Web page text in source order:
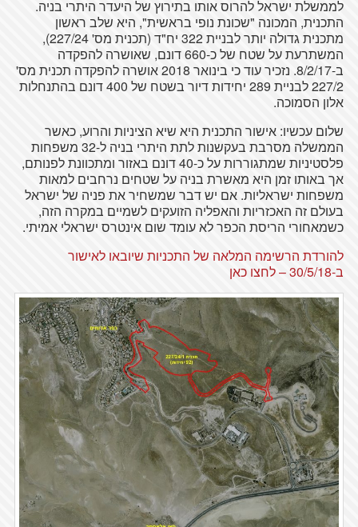
לממשלת ישראל להרוס אותו בתירוץ של היעדר היתרי בניה.
התכנית, המכונה "שכונת נופי בראשית", היא שלב ראשון
מתכנית גדולה יותר לבניית 322 יח"ד (תכנית מס' 227/24),
המשתרעת על שטח של כ-660 דונם, שאושרה להפקדה
ב-8/2/17. נזכיר עוד כי בינואר 2018 אושרה להפקדה תכנית מס'
227/2 לבניית 289 יחידות דיור בשטח של 400 דונם בהתנחלות
אלון הסמוכה.
שלום עכשיו: אישור התכנית היא שיא הציניות והרוע, כאשר
הממשלה מסרבת בעקשנות לתת היתרי בניה ל-32 משפחות
פלסטיניות שמתגוררות על כ-40 דונם באזור ומתכוונת לפנותם,
אך באותו זמן היא מאשרת בניה על שטחים נרחבים למאות
משפחות ישראליות. אם יש דבר שמשחיר את פניה של ישראל
בעולם זה האכזריות והאפליה הזועקים לשמיים במקרה הזה,
כשמאחורי הריסת הכפר לא עומד שום אינטרס ישראלי אמיתי.
להורדת הרשימה המלאה של התכניות שיובאו לאישור
ב-30/5/18 – לחצו כאן